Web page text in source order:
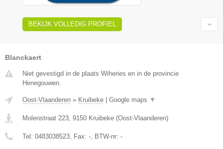
BEKIJK VOLLEDIG PROFIEL
Blanckaert
Niet gevestigd in de plaats Wiheries en in de provincie
Henegouwen.
Oost-Vlaanderen » Kruibeke Google maps ▼
Molenstraat 223 9150 Kruibeke (Oost-Vlaanderen)
Tel: 0483038523 , Fax: - , BTW-nr: -